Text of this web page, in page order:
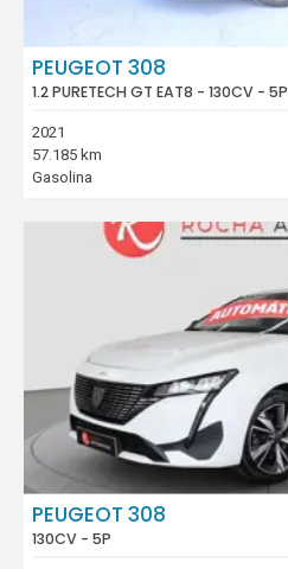
PEUGEOT 308
1.2 PURETECH GT EAT8 - 130CV - 5P
2021
57.185 km
Gasolina
PEUGEOT 308
130CV - 5P